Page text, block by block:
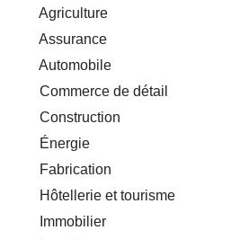
Agriculture
Assurance
Automobile
Commerce de détail
Construction
Énergie
Fabrication
Hôtellerie et tourisme
Immobilier